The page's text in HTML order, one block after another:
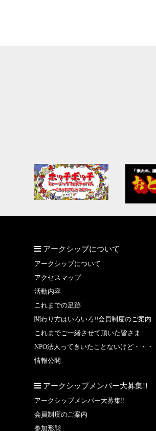
アークシップについて
アークシップについて
アクセスマップ
活動内容
これまでの足跡
関わり方はいろいろ!!会員制度のご案内
これまでご一緒させて頂いた皆さま
NPO法人ってきいたことないけど・・・
情報公開
アークシップメンバー大募集!!
アークシップメンバー大募集!!
会員制度のご案内
参加形態